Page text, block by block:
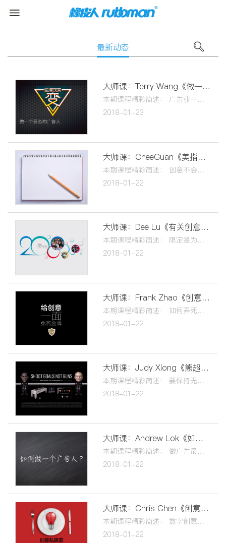
最新动态
大师课：Terry Wang《做一个“变态”的广告人》
本期课程精彩简述： 广告业一直处在改变的过程中！ 发现改变，迅速应变！ 广告的目的是传播和议论！
2018-01-23
大师课：CheeGuan《美指的工作--一场误会》
本期课程精彩简述： 创意不会有明确答案！ 做出心目中想要的作品！ 每一个简报都是给自己的一个机会！ 新媒体环境下美术该扮演什么角色！
2018-01-22
大师课：Dee Lu《有关创意的那些词儿》
本期课程精彩简述： 限定是为了品牌视觉更好的统一！ 懂得坚持，懂得学习，懂得梦想！ 缩小不自由的空间，剩下的都是自由！ 设计没有绝对的丑美，只有适合与不适合！
2018-01-22
大师课：Frank Zhao《创意生与死》
本期课程精彩简述： 如何弄死一个idea！ 如何让客户爱上你！ 如何让创意人生存下来！ 如何让你的创意死而复生！
2018-01-22
大师课：Judy Xiong《熊超设计的故事》
本期课程精彩简述： 要保持无知者无畏的心态 当有灵感时不能停下来 去挖掘，去思考，去寻找把创意做到极致 好的设计是简单而不简陋，简洁而不简单
2018-01-22
大师课：Andrew Lok《如何做一个广告人》
本期课程精彩简述： 做广告最打动人的事情是？ 创意能教吗？ 创意能学吗？ 不是“天才”能做创意吗？ “跳级”到底好不好？
2018-01-22
大师课：Chris Chen《创意私房菜》
本期课程精彩简述： 数字创意的危机感！ 乡村往城市逆袭！ 需要接地气！ 社交媒体越来越快闪！ 以后所有的广告都需要娱乐性！
2018-01-22